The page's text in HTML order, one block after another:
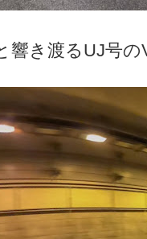
響き渡るUJ号